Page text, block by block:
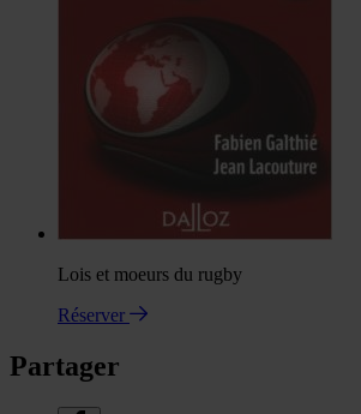
Lois et moeurs du rugby
Réserver
Partager